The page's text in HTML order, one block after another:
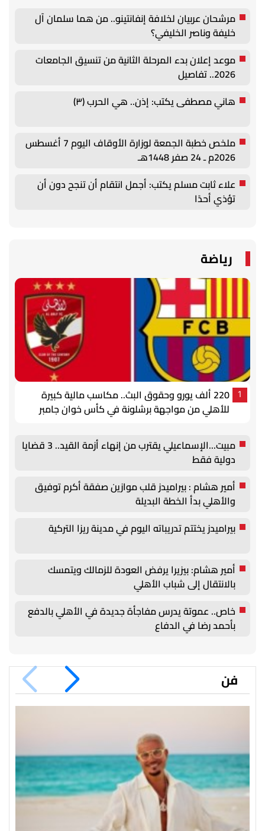
مرشحان عربيان لخلافة إنفانتينو.. من هما سلمان آل
خليفة وناصر الخليفي؟
موعد إعلان بدء المرحلة الثانية من تنسيق الجامعات
2026.. تفاصيل
هاني مصطفى يكتب: إذن.. هي الحرب (٣)
ملخص خطبة الجمعة لوزارة الأوقاف اليوم 7 أغسطس
2026م ـ 24 صفر 1448هـ
علاء ثابت مسلم يكتب: أجمل انتقام أن تنجح دون أن
تؤذي أحدًا
رياضة
1
220 ألف يورو وحقوق البث.. مكاسب مالية كبيرة
للأهلي من مواجهة برشلونة في كأس خوان جامبر
مبيت...الإسماعيلي يقترب من إنهاء أزمة القيد.. 3 قضايا
دولية فقط
أمير هشام : بيراميدز قلب موازين صفقة أكرم توفيق
والأهلي بدأ الخطة البديلة
بيراميدز يختتم تدريباته اليوم في مدينة ريزا التركية
أمير هشام: بيزيرا يرفض العودة للزمالك ويتمسك
بالانتقال إلى شباب الأهلي
خاص.. عموتة يدرس مفاجأة جديدة في الأهلي بالدفع
بأحمد رضا في الدفاع
فن